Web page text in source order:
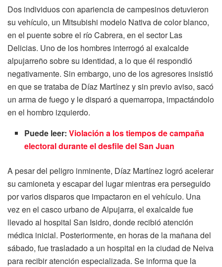
Dos individuos con apariencia de campesinos detuvieron
su vehículo, un Mitsubishi modelo Nativa de color blanco,
en el puente sobre el río Cabrera, en el sector Las
Delicias. Uno de los hombres interrogó al exalcalde
alpujarreño sobre su identidad, a lo que él respondió
negativamente. Sin embargo, uno de los agresores insistió
en que se trataba de Díaz Martínez y sin previo aviso, sacó
un arma de fuego y le disparó a quemarropa, impactándolo
en el hombro izquierdo.
Puede leer:Violación a los tiempos de campaña
electoral durante el desfile del San Juan
A pesar del peligro inminente, Díaz Martínez logró acelerar
su camioneta y escapar del lugar mientras era perseguido
por varios disparos que impactaron en el vehículo. Una
vez en el casco urbano de Alpujarra, el exalcalde fue
llevado al hospital San Isidro, donde recibió atención
médica inicial. Posteriormente, en horas de la mañana del
sábado, fue trasladado a un hospital en la ciudad de Neiva
para recibir atención especializada. Se informa que la